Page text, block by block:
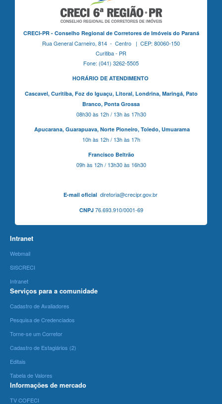
CRECI-PR - Conselho Regional de Corretores de Imóveis do Paraná
Rua General Carneiro, 814 - Centro | CEP: 80060-150
Curitiba - PR
Fone: (041) 3262-5505
HORÁRIO DE ATENDIMENTO
Cascavel, Curitiba,Foz do Iguaçu, Litoral, Londrina, Maringá, Pato
Branco, Ponta Grossa
08h30 às 12h / 13h às 17h30
Apucarana, Guarapuava, Norte Pioneiro, Toledo, Umuarama
10h às 12h / 13h às 17h
Francisco Beltrão
09h às 12h / 13h30 às 16h30
E-mail oficialdiretoria@crecipr.gov.br
CNPJ76.693.910/0001-69
Intranet
Webmail
SISCRECI
Intranet
Serviços para a comunidade
Cadastro de Avaliadores
Pesquisa de Credenciados
Torne-se um Corretor
Cadastro de Estagiários (2)
Editais
Tabela de Valores
Informações de mercado
TV COFECI